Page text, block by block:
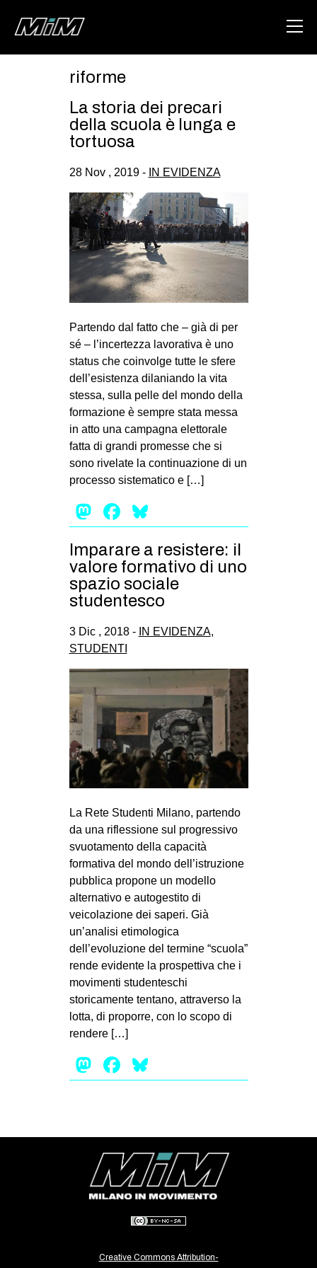
ABOUT
DEGENERAZIONE
GAZA FREESTYLE
CSOA LAMBRETTA
MSM
STUDENTI TSUNAMI
ZAM
MILANO
MOBILITAZIONI
SPAZI
SPORT POPOLARE
MOVIMENTI
AMBIENTE
ANTIFASCISMO
MIGRAZIONI
PRECARIATO
REPRESSIONE
ARTE
CINEMA
MANIFESTI
MUSICA
RECENSIONI
AMERICHE
ESTREMO ORIENTE
EUROPA
MEDIO ORIENTE
MONDO
EVENTI
in
SEARCH
riforme
La storia dei precari
della scuola è lunga e
tortuosa
28 Nov , 2019 - IN EVIDENZA
Partendo dal fatto che – già di per
sé – l’incertezza lavorativa è uno
status che coinvolge tutte le sfere
dell’esistenza dilaniando la vita
stessa, sulla pelle del mondo della
formazione è sempre stata messa
in atto una campagna elettorale
fatta di grandi promesse che si
sono rivelate la continuazione di un
processo sistematico e […]
Mastodon
Facebook
Imparare a resistere: il
valore formativo di uno
spazio sociale
studentesco
3 Dic , 2018 - IN EVIDENZA,
STUDENTI
La Rete Studenti Milano, partendo
da una riflessione sul progressivo
svuotamento della capacità
formativa del mondo dell’istruzione
pubblica propone un modello
alternativo e autogestito di
veicolazione dei saperi. Già
un’analisi etimologica
dell’evoluzione del termine “scuola”
rende evidente la prospettiva che i
movimenti studenteschi
storicamente tentano, attraverso la
lotta, di proporre, con lo scopo di
rendere […]
Mastodon
Facebook
Creative Commons Attribution-